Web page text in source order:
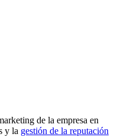
de la empresa en
y la gestión de la reputación